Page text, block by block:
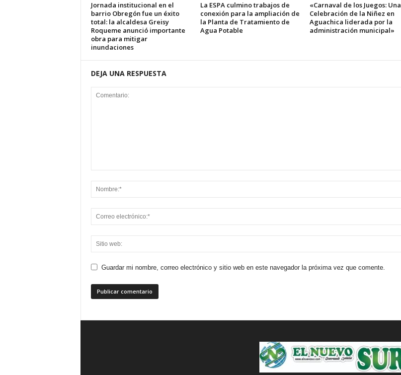
Jornada institucional en el
barrio Obregón fue un éxito
total: la alcaldesa Greisy
Roqueme anunció importante
obra para mitigar
inundaciones
La ESPA culmino trabajos de
conexión para la ampliación de
la Planta de Tratamiento de
Agua Potable
«Carnaval de los Juegos: Una
Celebración de la Niñez en
Aguachica liderada por la
administración municipal»
DEJA UNA RESPUESTA
Guardar mi nombre, correo electrónico y sitio web en este navegador la próxima vez que comente.